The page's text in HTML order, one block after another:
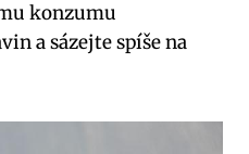
konzumu
a sázejte spíše na